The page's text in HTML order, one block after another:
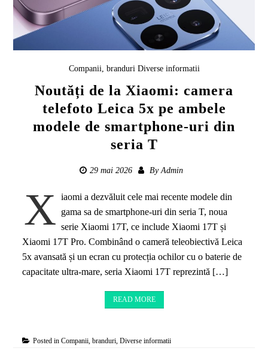
Companii, branduri Diverse informatii
Noutăți de la Xiaomi: camera
telefoto Leica 5x pe ambele
modele de smartphone-uri din
seria T
29 mai 2026 By Admin
X iaomi a dezvăluit cele mai recente modele din
gama sa de smartphone-uri din seria T, noua
serie Xiaomi 17T, ce include Xiaomi 17T și
Xiaomi 17T Pro. Combinând o cameră teleobiectivă Leica
5x avansată și un ecran cu protecția ochilor cu o baterie de
capacitate ultra-mare, seria Xiaomi 17T reprezintă […]
READ MORE
Posted inCompanii, branduri,Diverse informatii